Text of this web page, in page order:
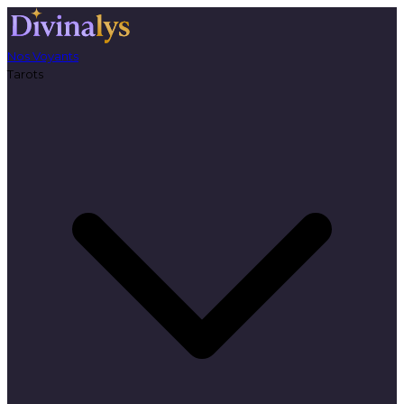
Nos Voyants
Tarots